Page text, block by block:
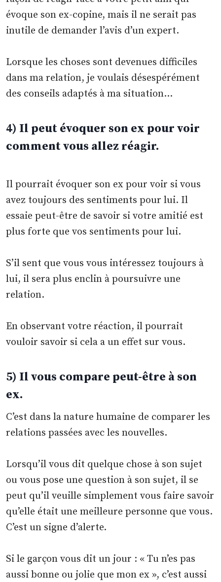
évoque son ex-copine, mais il ne serait pas
inutile de demander l’avis d’un expert.
Lorsque les choses sont devenues difficiles
dans ma relation, je voulais désespérément
des conseils adaptés à ma situation…
4) Il peut évoquer son ex pour voir
comment vous allez réagir.
Il pourrait évoquer son ex pour voir si vous
avez toujours des sentiments pour lui. Il
essaie peut-être de savoir si votre amitié est
plus forte que vos sentiments pour lui.
S’il sent que vous vous intéressez toujours à
lui, il sera plus enclin à poursuivre une
relation.
En observant votre réaction, il pourrait
vouloir savoir si cela a un effet sur vous.
5) Il vous compare peut-être à son
ex.
C’est dans la nature humaine de comparer les
relations passées avec les nouvelles.
Lorsqu’il vous dit quelque chose à son sujet
ou vous pose une question à son sujet, il se
peut qu’il veuille simplement vous faire savoir
qu’elle était une meilleure personne que vous.
C’est un signe d’alerte.
Si le garçon vous dit un jour : « Tu n’es pas
aussi bonne ou jolie que mon ex », c’est aussi